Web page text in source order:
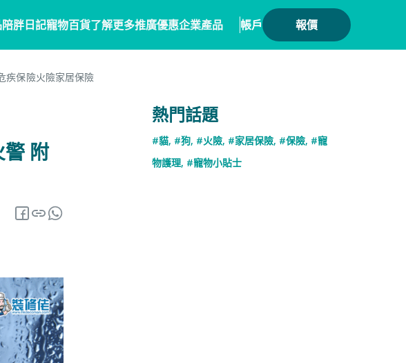
陪胖日記
載
寵物百貨了解更多
網誌
推廣優惠
毛範生會員計劃
企業產品
數碼保險
數字資產保險
帳戶 報價
疾保險火險家居保險
警 附
熱門話題
#貓, #狗, #火險, #家居保險, #保險, #寵
物護理, #寵物小貼士